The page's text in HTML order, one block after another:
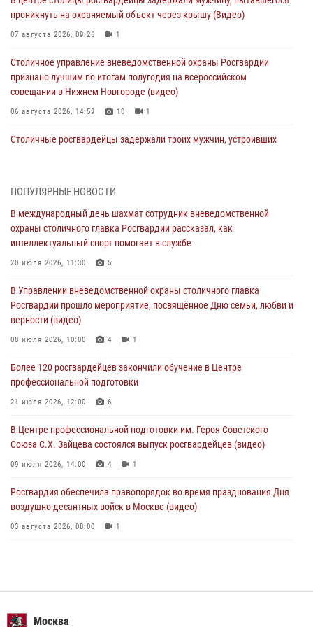
проникнуть на охраняемый объект через крышу (Видео)
07 августа 2026, 09:26 1
Столичное управление вневедомственной охраны Росгвардии
признано лучшим по итогам полугодия на всероссийском
совещании в Нижнем Новгороде (видео)
06 августа 2026, 14:59 10 1
Столичные росгвардейцы задержали троих мужчин, устроивших
матче в Москве обеспечила Росгвардия (видео)
06 августа 2026, 08:30
Столичные росгвардейцы задержали мужчину, устроившего дебош
05 августа 2026, 12:39
Московские росгвардейцы обеспечили безопасность проведения
футбольного матча Кубка России (Видео)
Делегация МВД Республики Беларусь ознакомилась с передовыми
методами работы Росгвардии в Москве (видео)
ПОПУЛЯРНЫЕ НОВОСТИ
В международный день шахмат сотрудник вневедомственной
охраны столичного главка Росгвардии рассказал, как
интеллектуальный спорт помогает в службе
20 июля 2026, 11:30 5
В Управлении вневедомственной охраны столичного главка
Росгвардии прошло мероприятие, посвящённое Дню семьи, любви и
верности (видео)
08 июля 2026, 10:00 4 1
Более 120 росгвардейцев закончили обучение в Центре
профессиональной подготовки
21 июля 2026, 12:00 6
В Центре профессиональной подготовки им. Героя Советского
Союза С.Х. Зайцева состоялся выпуск росгвардейцев (видео)
09 июля 2026, 14:00 4 1
Росгвардия обеспечила правопорядок во время празднования Дня
воздушно-десантных войск в Москве (видео)
03 августа 2026, 08:00 1
Безопасность футбольного матча в Москве обеспечена при
Москва